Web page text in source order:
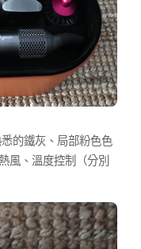
的鐵灰、局部粉色色
風、溫度控制（分別